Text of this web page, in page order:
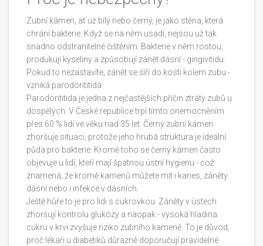
Zubní kámen, ať už bílý nebo černý, je jako stěna, která
chrání bakterie. Když se na něm usadí, nejsou už tak
snadno odstranitelné čištěním. Bakterie v něm rostou,
produkují kyseliny a způsobují zánět dásní - gingivitidu.
Pokud to nezastavíte, zánět se šíří do kosti kolem zubu -
vzniká parodontitida.
Parodontitida je jedna z nejčastějších příčin ztráty zubů u
dospělých. V České republice trpí tímto onemocněním
přes 60 % lidí ve věku nad 35 let. Černý zubní kámen
zhoršuje situaci, protože jeho hrubá struktura je ideální
půda pro bakterie. Kromě toho se černý kámen často
objevuje u lidí, kteří mají špatnou ústní hygienu - což
znamená, že kromě kamenů můžete mít i karies, záněty
dásní nebo i infekce v dásních.
Ještě hůře to je pro lidi s cukrovkou. Záněty v ústech
zhoršují kontrolu glukózy a naopak - vysoká hladina
cukru v krvi zvyšuje riziko zubního kameně. To je důvod,
proč lékaři u diabetiků důrazně doporučují pravidelné